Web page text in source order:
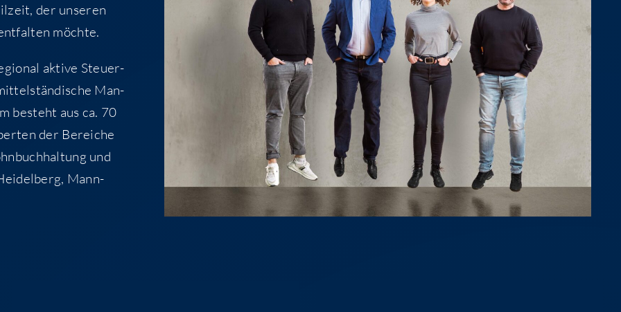
der unse­ren
möchte.
akti­ve Steu­er­
Man­
besteht aus ca. 70
der Berei­che
und
Mann­